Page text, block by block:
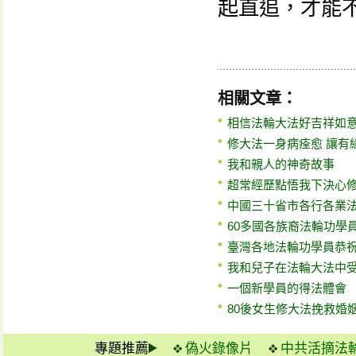
起直追，才能
相關文章：
相信法輪大法好吉祥如
修大法一身病痊愈 讓有
我和親人的神奇故事
超常經歷點悟我下決心
中國三十省市各行各業
60多國各族裔法輪功學
臺灣各地法輪功學員恭
我和兒子在法輪大法中
一個新學員的得法體會
80後女生修大法挽救婚
專題推薦 偽火錄像片 中共活摘法